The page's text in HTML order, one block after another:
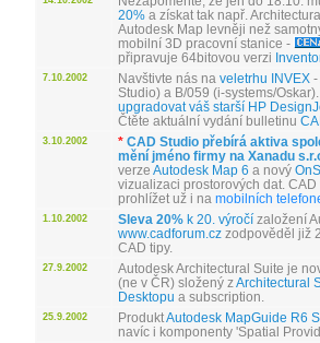
20% a získat tak např.
Autodesk Map levněji než
mobilní 3D pracovní stanice -
připravuje 64bitovou verzi
7.10.2002 Navštivte nás na veletrhu INVEX -
Studio) a B/059 (i-systems/
upgradovat váš starší HP
Čtěte aktuální vydání bulletinu
3.10.2002 * CAD Studio přebírá aktiva
mění jméno firmy na Xanadu
verze Autodesk Map 6 a nový
vizualizaci prostorových dat. CAD
prohlížet už i na mobilních
1.10.2002 Sleva 20% k 20. výročí založení
www.cadforum.cz zodpověděl již
CAD tipy.
27.9.2002
Autodesk Architectural Suite je
(ne v ČR) složený zArchitectural
Desktopu a subscription.
25.9.2002 ProduktAutodesk MapGuide R6
navíc i komponenty 'Spatial